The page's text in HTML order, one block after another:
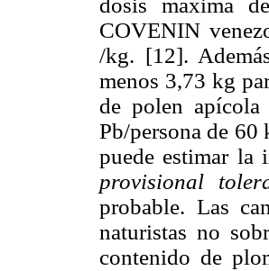
dosis máxima
COVENIN
/kg. [12].
menos 3,73 kg
de polen
Pb/persona de
puede estimar la
provisional
probable. Las
naturistas no
contenido de